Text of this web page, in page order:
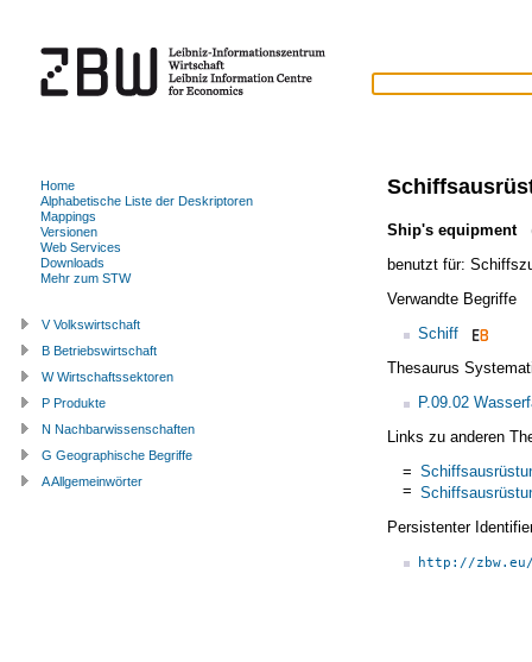
Ship's equipment
benutzt für:
Verwandte Begriffe
Schiff
Thesaurus
P.09.02
Links zu anderen
=
=
Persistenter
http://
Home
Alphabetische Liste der Deskriptoren
Mappings
Versionen
Web Services
Downloads
Mehr zum STW
V Volkswirtschaft
B Betriebswirtschaft
W Wirtschaftssektoren
P Produkte
N Nachbarwissenschaften
G Geographische Begriffe
A Allgemeinwörter